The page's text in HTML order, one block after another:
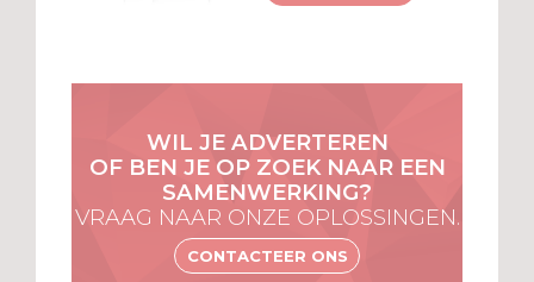
WIL JE ADVERTEREN
OF BEN JE OP ZOEK NAAR EEN
SAMENWERKING?
VRAAG NAAR ONZE OPLOSSINGEN.
CONTACTEER ONS